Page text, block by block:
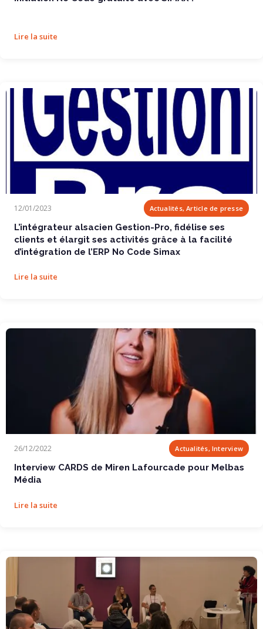
Lire la suite
12/01/2023 Actualités, Article de presse
L’intégrateur alsacien Gestion-Pro, fidélise ses
clients et élargit ses activités grâce à la facilité
d’intégration de l’ERP No Code Simax
Lire la suite
Interview CARDS de Miren Lafourcade pour Melbas...
26/12/2022 Actualités, Interview
Interview CARDS de Miren Lafourcade pour Melbas
Média
Lire la suite